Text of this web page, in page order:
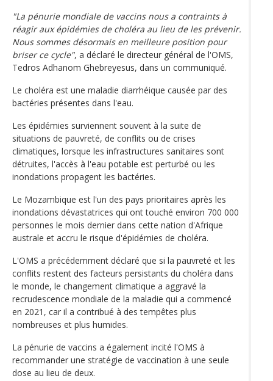
"La pénurie mondiale de vaccins nous a contraints à
réagir aux épidémies de choléra au lieu de les prévenir.
Nous sommes désormais en meilleure position pour
briser ce cycle", a déclaré le directeur général de l'OMS,
Tedros Adhanom Ghebreyesus, dans un communiqué.
Le choléra est une maladie diarrhéique causée par des
bactéries présentes dans l'eau.
Les épidémies surviennent souvent à la suite de
situations de pauvreté, de conflits ou de crises
climatiques, lorsque les infrastructures sanitaires sont
détruites, l'accès à l'eau potable est perturbé ou les
inondations propagent les bactéries.
Le Mozambique est l'un des pays prioritaires après les
inondations dévastatrices qui ont touché environ 700 000
personnes le mois dernier dans cette nation d'Afrique
australe et accru le risque d'épidémies de choléra.
L'OMS a précédemment déclaré que si la pauvreté et les
conflits restent des facteurs persistants du choléra dans
le monde, le changement climatique a aggravé la
recrudescence mondiale de la maladie qui a commencé
en 2021, car il a contribué à des tempêtes plus
nombreuses et plus humides.
La pénurie de vaccins a également incité l'OMS à
recommander une stratégie de vaccination à une seule
dose au lieu de deux.